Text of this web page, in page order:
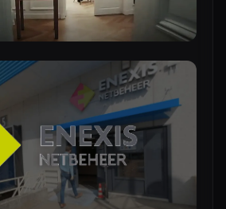
& MOTORSPORTS
DRONESHOWS